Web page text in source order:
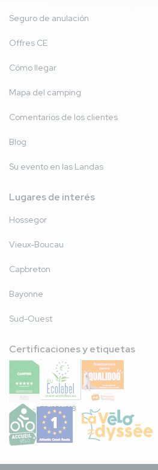
Seguro de anulación
Offres CE
Cómo llegar
Mapa del camping
Comentarios de los clientes
Blog
Su evento en las Landas
Lugares de interés
Hossegor
Vieux-Boucau
Capbreton
Bayonne
Sud-Ouest
Certificaciones y etiquetas
FR/051/018